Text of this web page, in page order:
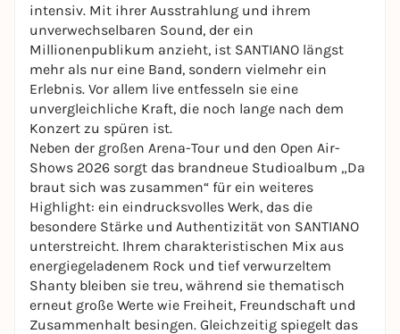
intensiv. Mit ihrer Ausstrahlung und ihrem
unverwechselbaren Sound, der ein
Millionenpublikum anzieht, ist SANTIANO längst
mehr als nur eine Band, sondern vielmehr ein
Erlebnis. Vor allem live entfesseln sie eine
unvergleichliche Kraft, die noch lange nach dem
Konzert zu spüren ist.
Neben der großen Arena-Tour und den Open Air-
Shows 2026 sorgt das brandneue Studioalbum „Da
braut sich was zusammen“ für ein weiteres
Highlight: ein eindrucksvolles Werk, das die
besondere Stärke und Authentizität von SANTIANO
unterstreicht. Ihrem charakteristischen Mix aus
energiegeladenem Rock und tief verwurzeltem
Shanty bleiben sie treu, während sie thematisch
erneut große Werte wie Freiheit, Freundschaft und
Zusammenhalt besingen. Gleichzeitig spiegelt das